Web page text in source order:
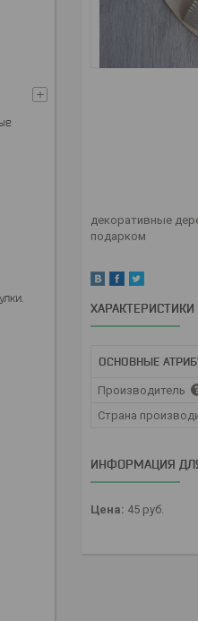
декоративные
подарком
ХАРАКТЕРИСТИКИ
ОСНОВНЫЕ
Производитель
Страна
ИНФОРМАЦИЯ
Цена: 45 руб.